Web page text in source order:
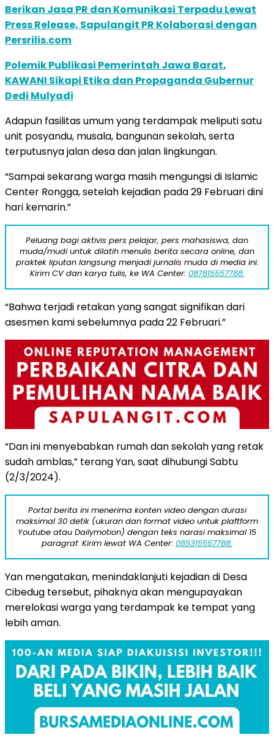
Berikan Jasa PR dan Komunikasi Terpadu Lewat
Press Release, Sapulangit PR Kolaborasi dengan
Persrilis.com
Polemik Publikasi Pemerintah Jawa Barat,
KAWANI Sikapi Etika dan Propaganda Gubernur
Dedi Mulyadi
Adapun fasilitas umum yang terdampak meliputi satu
unit posyandu, musala, bangunan sekolah, serta
terputusnya jalan desa dan jalan lingkungan.
“Sampai sekarang warga masih mengungsi di Islamic
Center Rongga, setelah kejadian pada 29 Februari dini
hari kemarin.”
Peluang bagi aktivis pers pelajar, pers mahasiswa, dan
muda/mudi untuk dilatih menulis berita secara online, dan
praktek liputan langsung menjadi jurnalis muda di media ini.
Kirim CV dan karya tulis, ke WA Center: 087815557788.
“Bahwa terjadi retakan yang sangat signifikan dari
asesmen kami sebelumnya pada 22 Februari.”
“Dan ini menyebabkan rumah dan sekolah yang retak
sudah amblas,” terang Yan, saat dihubungi Sabtu
(2/3/2024).
Portal berita ini menerima konten video dengan durasi
maksimal 30 detik (ukuran dan format video untuk plaftform
Youtube atau Dailymotion) dengan teks narasi maksimal 15
paragraf. Kirim lewat WA Center: 085315557788.
Yan mengatakan, menindaklanjuti kejadian di Desa
Cibedug tersebut, pihaknya akan mengupayakan
merelokasi warga yang terdampak ke tempat yang
lebih aman.